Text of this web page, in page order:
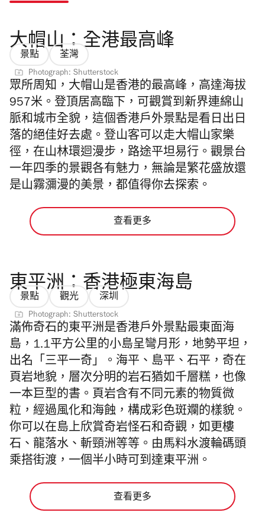
大帽山：全港最高峰
景點 荃灣
Photograph: Shutterstock
眾所周知，大帽山是香港的最高峰，高達海拔
957米。登頂居高臨下，可觀賞到新界連綿山
脈和城市全貌，這個香港戶外景點是看日出日
落的絕佳好去處。登山客可以走大帽山家樂
徑，在山林環迴漫步，路途平坦易行。觀景台
一年四季的景觀各有魅力，無論是繁花盛放還
是山霧瀰漫的美景，都值得你去探索。
查看更多
東平洲：香港極東海島
景點 觀光 深圳
Photograph: Shutterstock
滿佈奇石的東平洲是香港戶外景點最東面海
島，1.1平方公里的小島呈彎月形，地勢平坦，
出名「三平一奇」。海平、島平、石平，奇在
頁岩地貌，層次分明的岩石猶如千層糕，也像
一本巨型的書。頁岩含有不同元素的物質微
粒，經過風化和海蝕，構成彩色斑斕的樣貌。
你可以在島上欣賞奇岩怪石和奇觀，如更樓
石、龍落水、斬頸洲等等。由馬料水渡輪碼頭
乘搭街渡，一個半小時可到達東平洲。
查看更多